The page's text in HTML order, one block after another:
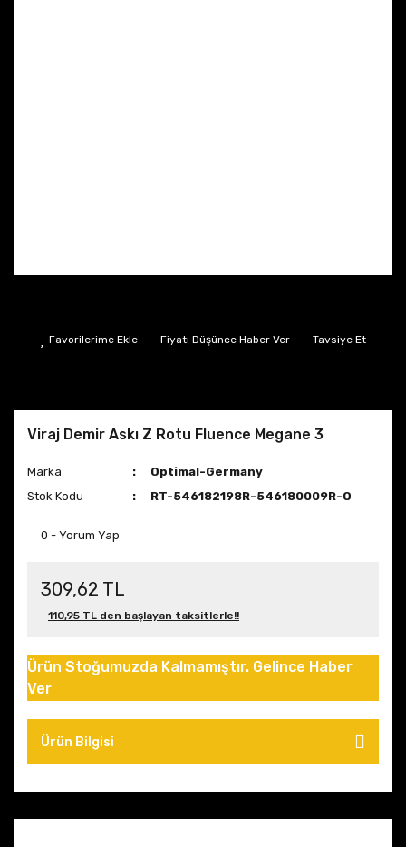
Fiyatı Düşünce Haber Ver Tavsiye Et
Viraj Demir Askı Z Rotu Fluence Megane 3
Marka
Optimal-Germany
Stok Kodu
RT-546182198R-546180009R-O
0 - Yorum Yap
309,62 TL
110,95 TL den başlayan taksitlerle!!
Ürün Stoğumuzda Kalmamıştır. Gelince Haber
Ver
Ürün Bilgisi